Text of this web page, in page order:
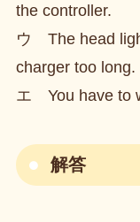
the controller.
ウ The head
charger too long.
エ You have to
解答